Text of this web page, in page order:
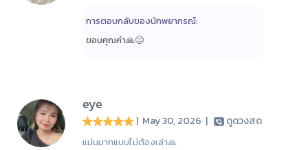
การตอบกลับของนักพยากรณ์:
ขอบคุณค่า🙏😊
eye
| May 30, 2026 | ดูดวงสด
แม่นมากแบบไม่ต้องเล่า🙏